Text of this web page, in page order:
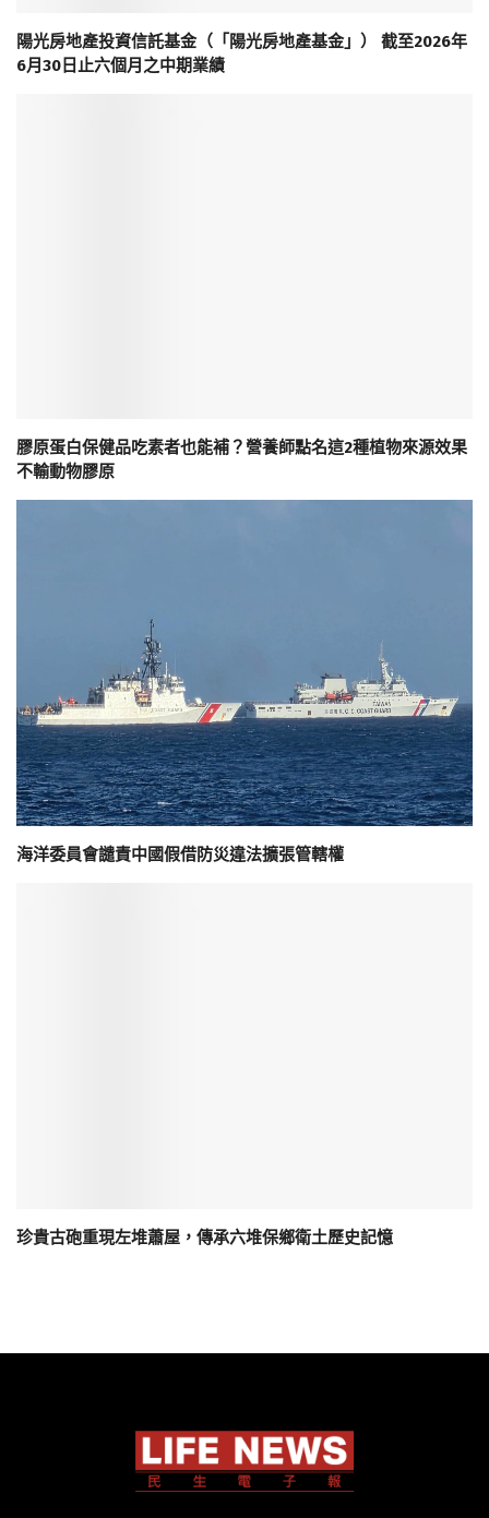
陽光房地產投資信託基金（「陽光房地產基金」） 截至2026年
6月30日止六個月之中期業績
膠原蛋白保健品吃素者也能補？營養師點名這2種植物來源效果
不輸動物膠原
海洋委員會譴責中國假借防災違法擴張管轄權
珍貴古砲重現左堆蕭屋，傳承六堆保鄉衛土歷史記憶